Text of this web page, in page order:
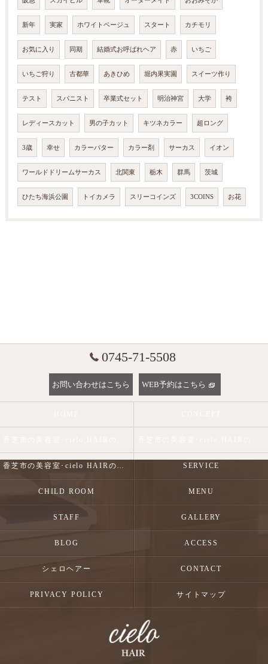
新年 実家 ホワイトベージュ スタート カチモリ
お気に入り 同期 結婚式お呼ばれヘア 赤 いちご
いちご狩り 古都華 あきひめ 堀内果実園 スイーツ作り
テスト スパニスト 卒業式セット 明治神宮 大学 袴
レディースカット 男の子カット キツネカラー 超ロング
3歳 幸せ カラーバター カラー剤 サーカス イオン
ワールドドリームサーカス 北関東 栃木 群馬 茨城
ひたち海浜公園 トイカメラ スリーコインズ 3COINS お花
0745-71-5508
お問い合わせはこちら WEB予約はこちら
香芝市の美容室･cielo HAIRのお客様の声 SERVICE
CHILD ROOM MENU
STAFF GALLERY
BLOG ACCESS
シェロヘアー CONTACT
PRIVACY POLICY サイトマップ